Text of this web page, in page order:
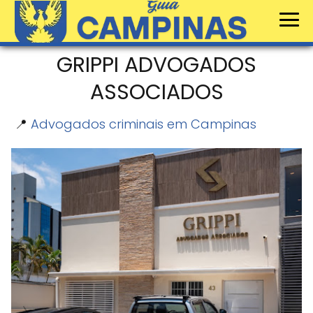
GRIPPI ADVOGADOS
ASSOCIADOS
📍 Advogados criminais em Campinas